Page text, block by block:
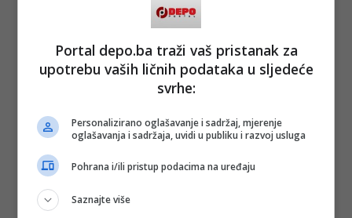
Portal depo.ba traži vaš pristanak za
upotrebu vaših ličnih podataka u sljedeće
svrhe:
Personalizirano oglašavanje i sadržaj, mjerenje
oglašavanja i sadržaja, uvidi u publiku i razvoj usluga
Pohrana i/ili pristup podacima na uređaju
Saznajte više